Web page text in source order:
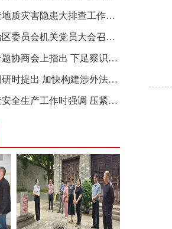
孙大伟到南宁督导检查地质灾害隐患大排查工作时强调 筑牢地质灾害安全防线 全力保障人民群众生命财产安全
中共政协广西壮族自治区委员会机关党员大会召开 选举产生新一届机关党委、机关纪委
孙大伟在自治区政协专题协商会上指出 下足察识谋督之功 恪尽服务大局之责 助推有色金属、关键金属产业高质量发展
巫家世在南宁、北海调研时提出 加快构建涉外法律供给集群 护航向海经济高质量发展
孙大伟到南宁督导检查安全生产工作时强调 压紧压实责任 狠抓隐患整治 坚决筑牢安全生产防线